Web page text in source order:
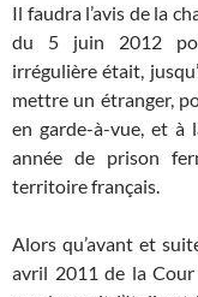
Il faudra l’avis de la
du 5 juin 2012
irrégulière était,
mettre un étranger,
en garde-à-vue, et à
année de prison
territoire français.
Alors qu’avant et
avril 2011 de la Cour